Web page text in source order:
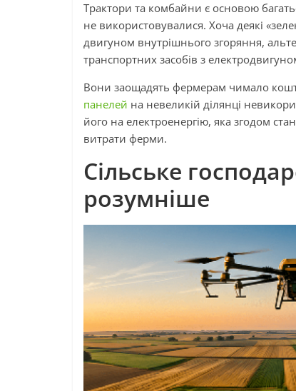
Трактори та комбайни є основою
не використовувалися. Хоча деякі
двигуном внутрішнього згоряння,
транспортних засобів з
Вони заощадять фермерам чимало
панелей на невеликій ділянці
його на електроенергію, яка згодом
витрати ферми.
Сільське
розумніше